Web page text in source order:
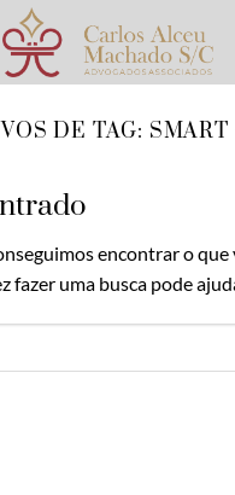
DE TAG: SMART
encontrar o que
fazer uma busca pode